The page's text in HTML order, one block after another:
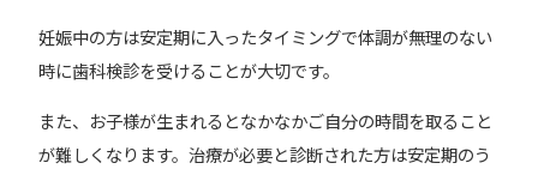
妊娠中の方は安定期に入ったタイミングで体調が無理のない
時に歯科検診を受けることが大切です。
また、お子様が生まれるとなかなかご自分の時間を取ること
が難しくなります。治療が必要と診断された方は安定期のう